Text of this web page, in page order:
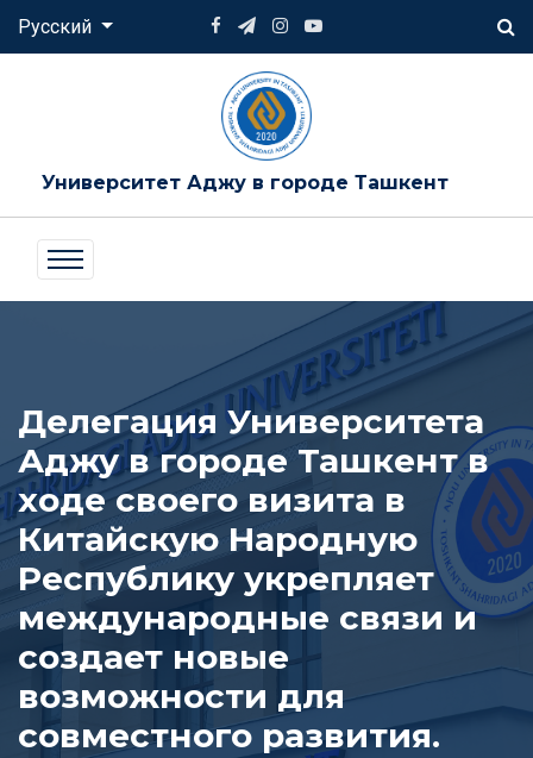
Русский
Университет Аджу в городе Ташкент
Делегация Университета
Аджу в городе Ташкент в
ходе своего визита в
Китайскую Народную
Республику укрепляет
международные связи и
создает новые
возможности для
совместного развития.